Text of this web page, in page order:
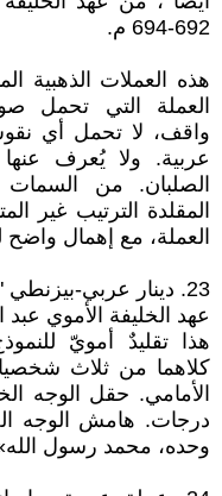
692-694 م.
هذه العملات الذهبية
العملة التي تحمل
واقف، لا تحمل أي
عربية. ولا يُعرف
الصلبان. من السمات
المقلدة الترتيب غير
العملة، مع إهمال
23. دينار عربي-
عهد الخليفة الأموي عبد الملك، 72-74 هـ
هذا تقليدٌ أمويّ
كلاهما من ثلاث
الأمامي. حقل الوجه
درجات. هامش الوجه
وحده، محمد رسول